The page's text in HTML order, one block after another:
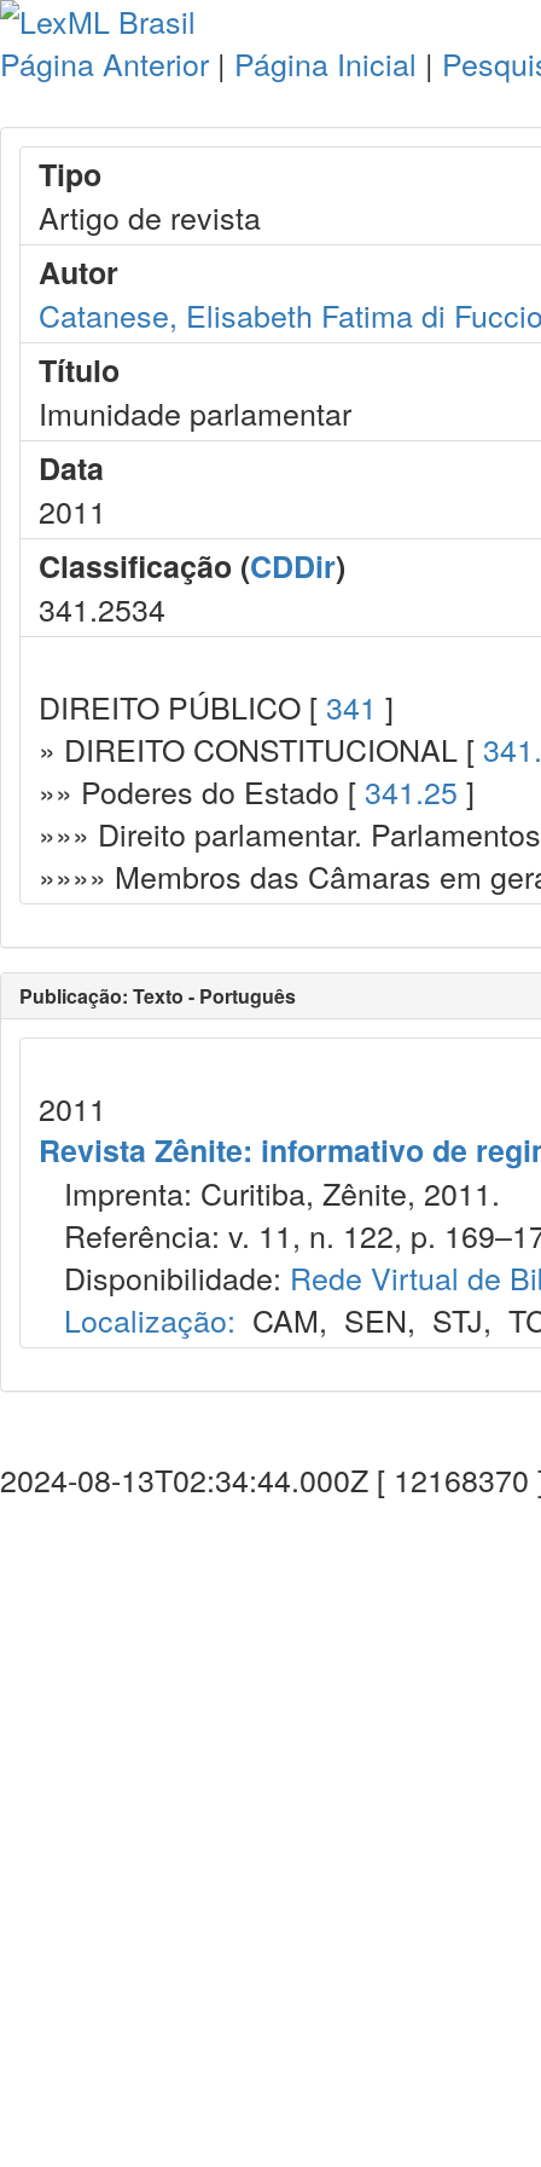
Página Anterior | Página Inicial |
Tipo
Artigo de revista
Autor
Catanese, Elisabeth Fatima di
Título
Imunidade parlamentar
Data
2011
Classificação (CDDir)
341.2534
DIREITO PÚBLICO [ 341 ]
» DIREITO CONSTITUCIONAL [
»» Poderes do Estado [ 341.25 ]
»»» Direito parlamentar.
»»»» Membros das Câmaras em
Publicação: Texto - Português
2011
Revista Zênite: informativo de
Imprenta: Curitiba, Zênite, 2011.
Referência: v. 11, n. 122, p.
Disponibilidade: Rede Virtual de
Localização: CAM, SEN, STJ,
2024-08-13T02:34:44.000Z [ 12168370